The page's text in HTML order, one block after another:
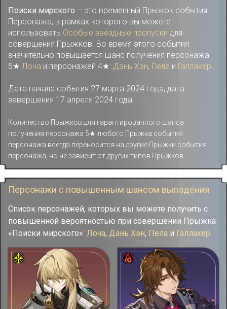
Поиски мирского – это временный Прыжок события:
Персонажа, в рамках которого вы можете
использовать Особые звёздные пропуски для
совершения Прыжков. Во время этого события
значительно повышается шанс получения персонажа
5★ Лоча и персонажей 4★: Дань Хэн, Пела и Галлахер.
Дата начала события 27 марта 2024 года, дата
завершения 17 апреля 2024 года.
Количество Прыжков для гарантированного шанса
получения персонажа 5★ любого Прыжка события
персонажа всегда переносится на другие Прыжки события
персонажа, но не зависит от других типов Прыжков.
Персонажи с повышенным шансом выпадения
Список персонажей, которых вы можете получить с
повышенной вероятностью при совершении Прыжка
«Поиски мирского»: Лоча, Дань Хэн, Пела и Галлахер.